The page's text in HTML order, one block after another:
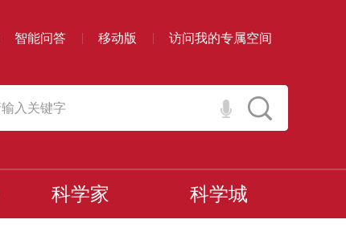
智能问答 移动版 访问我的专属空间
科学家 科学城